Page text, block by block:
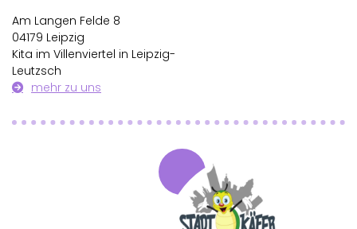
Am Langen Felde 8
04179 Leipzig
Kita im Villenviertel in Leipzig-
Leutzsch
mehr zu uns